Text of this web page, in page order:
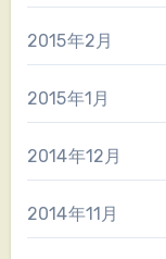
2015年2月
2015年1月
2014年12月
2014年11月